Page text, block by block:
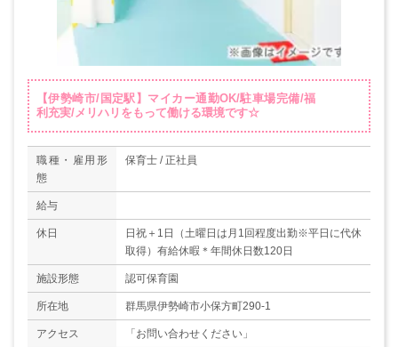
【伊勢崎市/国定駅】マイカー通勤OK/駐車場完備/福
利充実/メリハリをもって働ける環境です☆
職種・雇用形
態
保育士 / 正社員
給与
休日
日祝＋1日（土曜日は月1回程度出勤※平日に代休
取得）有給休暇＊年間休日数120日
施設形態 認可保育園
所在地 群馬県伊勢崎市小保方町290-1
アクセス 「お問い合わせください」